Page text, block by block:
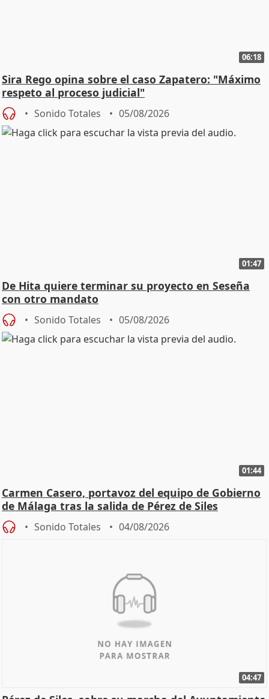
06:18
Sira Rego opina sobre el caso Zapatero: "Máximo
respeto al proceso judicial"
Sonido Totales 05/08/2026
01:47
De Hita quiere terminar su proyecto en Seseña
con otro mandato
Sonido Totales 05/08/2026
01:44
Carmen Casero, portavoz del equipo de Gobierno
de Málaga tras la salida de Pérez de Siles
Sonido Totales 04/08/2026
04:47